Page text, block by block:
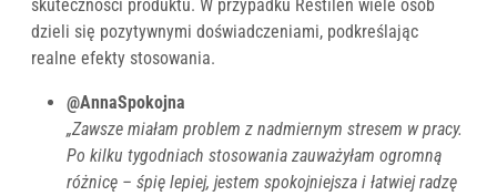
skuteczności produktu. W przypadku Restilen wiele osób
dzieli się pozytywnymi doświadczeniami, podkreślając
realne efekty stosowania.
@AnnaSpokojna
„Zawsze miałam problem z nadmiernym stresem w pracy.
Po kilku tygodniach stosowania zauważyłam ogromną
różnicę – śpię lepiej, jestem spokojniejsza i łatwiej radzę